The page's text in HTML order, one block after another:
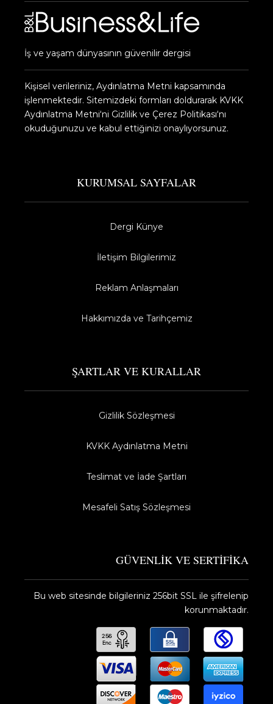
İş ve yaşam dünyasının güvenilir dergisi
Kişisel verileriniz, Aydınlatma Metni kapsamında
işlenmektedir. Sitemizdeki formları doldurarak KVKK
Aydınlatma Metni‘ni Gizlilik ve Çerez Politikası‘nı
okuduğunuzu ve kabul ettiğinizi onaylıyorsunuz.​
KURUMSAL SAYFALAR
Dergi Künye
İletişim Bilgilerimiz
Reklam Anlaşmaları
Hakkımızda ve Tarihçemiz
ŞARTLAR VE KURALLAR
Gizlilik Sözleşmesi
KVKK Aydınlatma Metni
Teslimat ve İade Şartları
Mesafeli Satış Sözleşmesi
GÜVENLİK VE SERTİFİKA
Bu web sitesinde bilgileriniz 256bit SSL ile şifrelenip
korunmaktadır.